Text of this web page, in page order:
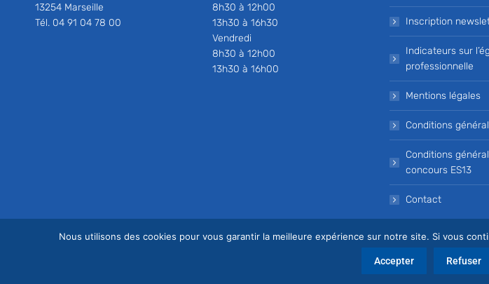
13254 Marseille
Tél. 04 91 04 78 00
8h30 à 12h00
13h30 à 16h30
Vendredi
8h30 à 12h00
13h30 à 16h00
Inscription
Indicateurs sur
professionnelle
Mentions légales
Conditions
Conditions
concours ES13
Contact
Nous utilisons des cookies pour vous garantir la meilleure expérience sur notre site. Si vous
Accepter Refuser